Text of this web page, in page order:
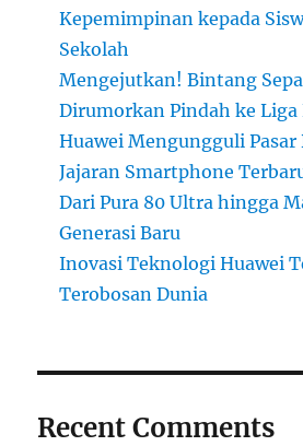
Kepemimpinan kepada
Sekolah
Mengejutkan! Bintang
Dirumorkan Pindah ke Liga
Huawei Mengungguli Pasar
Jajaran Smartphone
Dari Pura 80 Ultra hingga
Generasi Baru
Inovasi Teknologi Huawei
Terobosan Dunia
Recent Comments